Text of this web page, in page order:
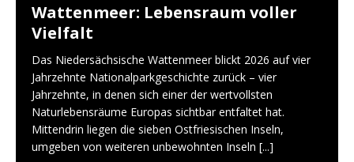
Wattenmeer: Lebensraum voller
Vielfalt
Das Niedersächsische Wattenmeer blickt 2026 auf vier
Jahrzehnte Nationalparkgeschichte zurück – vier
Jahrzehnte, in denen sich einer der wertvollsten
Naturlebensräume Europas sichtbar entfaltet hat.
Mittendrin liegen die sieben Ostfriesischen Inseln,
umgeben von weiteren unbewohnten Inseln [...]